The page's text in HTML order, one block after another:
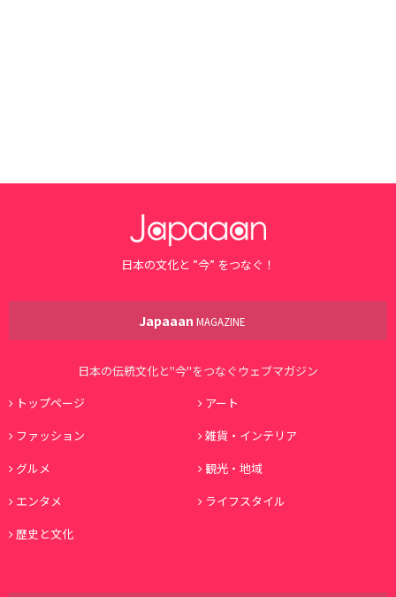
日本の文化と ”今” をつなぐ！
Japaaan MAGAZINE
日本の伝統文化と"今"をつなぐウェブマガジン
トップページ
アート
ファッション
雑貨・インテリア
グルメ
観光・地域
エンタメ
ライフスタイル
歴史と文化